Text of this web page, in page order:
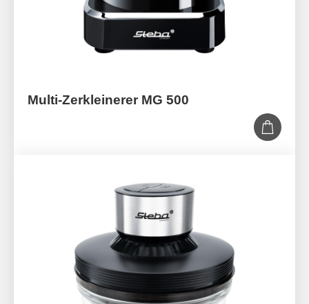
Multi-Zerkleinerer MG 500